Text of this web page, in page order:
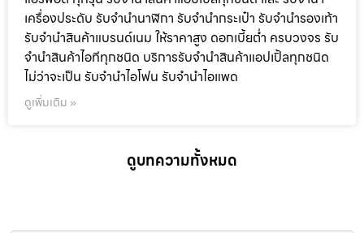
เครื่องประดับ รับจำนำนาฬิกา รับจำนำกระเป๋า รับจำนำรองเท้า
รับจำนำสินค้าแบรนด์เนม ให้ราคาสูง ดอกเบี้ยต่ำ ครบวงจร รับ
จำนำสินค้าไอทีทุกชนิด บริการรับจำนำสินค้าแอปเปิ้ลทุกชนิด
ไม่ว่าจะเป็น รับจำนำไอโฟน รับจำนำไอแพด
ดูเพิ่มเติม »
ดูบทความทั้งหมด